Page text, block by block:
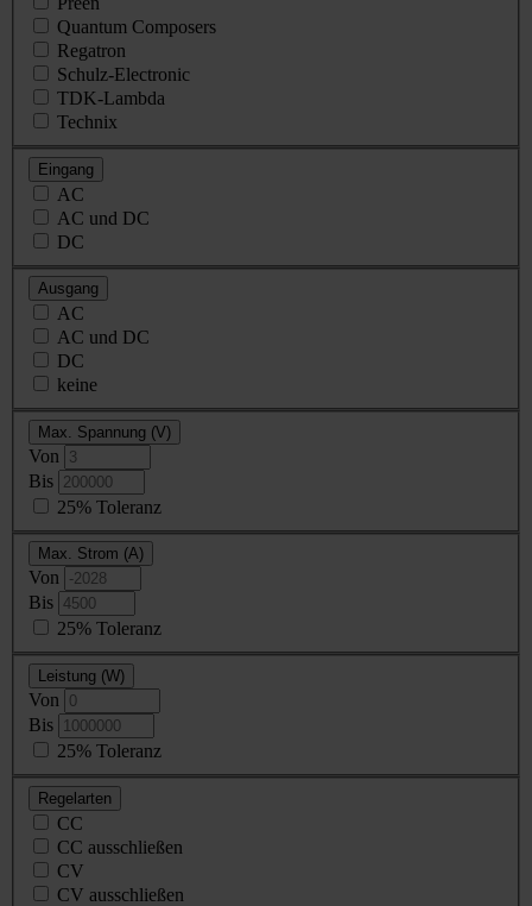
Quantum Composers
Regatron
Schulz-Electronic
TDK-Lambda
Technix
Eingang
AC
AC und DC
DC
Ausgang
AC
AC und DC
DC
keine
Max. Spannung (V)
Von
Bis
25% Toleranz
Max. Strom (A)
Von
Bis
25% Toleranz
Leistung (W)
Von
Bis
25% Toleranz
Regelarten
CC
CC ausschließen
CV
CV ausschließen